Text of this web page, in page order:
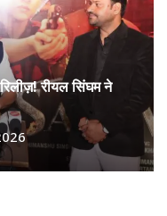
रीयल सिंघम ने